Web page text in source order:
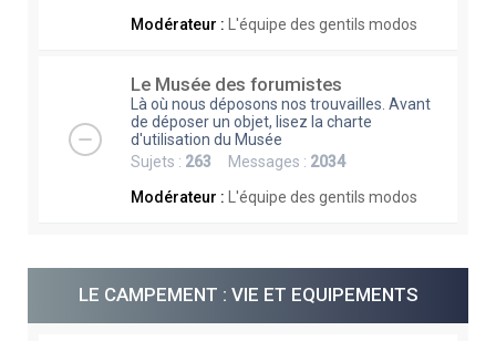
Modérateur :
L'équipe des gentils modos
Le Musée des forumistes
Là où nous déposons nos trouvailles. Avant
de déposer un objet, lisez la charte
d'utilisation du Musée
Sujets : 263 Messages : 2034
Modérateur :
L'équipe des gentils modos
LE CAMPEMENT : VIE ET EQUIPEMENTS